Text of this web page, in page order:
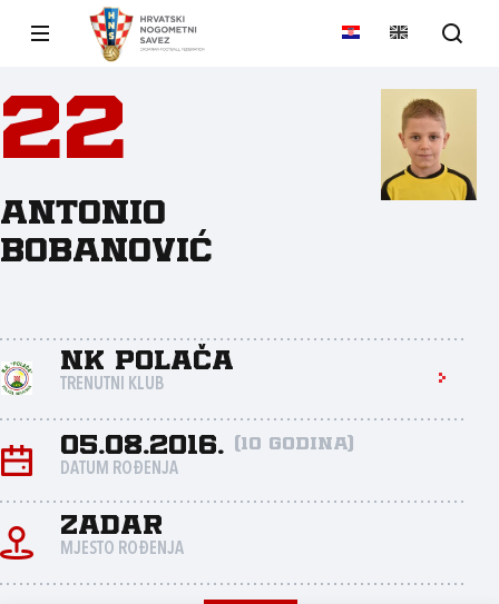
22
Antonio
Bobanović
NK Polača
TRENUTNI KLUB
05.08.2016. (10 godina)
DATUM ROĐENJA
Zadar
MJESTO ROĐENJA